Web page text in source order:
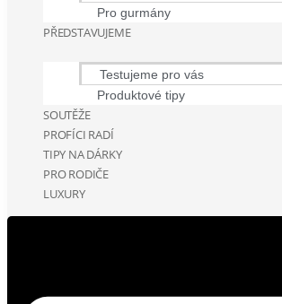
Pro gurmány
PŘEDSTAVUJEME
Testujeme pro vás
Produktové tipy
SOUTĚŽE
PROFÍCI RADÍ
TIPY NA DÁRKY
PRO RODIČE
LUXURY